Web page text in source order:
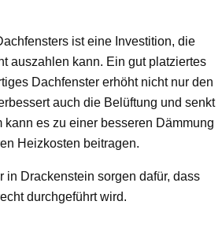
ist eine Investition, die
auszahlen kann. Ein gut platziertes
Dachfenster erhöht nicht nur den
auch die Belüftung und senkt
kann es zu einer besseren Dämmung
Heizkosten beitragen.
in Drackenstein sorgen dafür, dass
durchgeführt wird.